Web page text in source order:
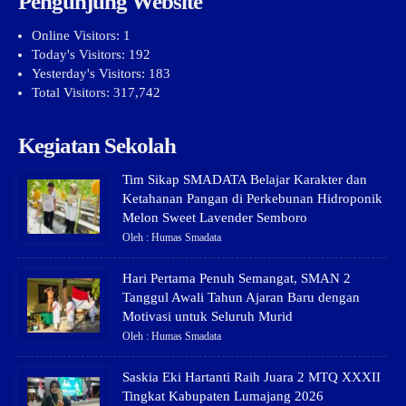
Online Visitors: 1
Today's Visitors: 192
Yesterday's Visitors: 183
Total Visitors: 317,742
Kegiatan Sekolah
Tim Sikap SMADATA Belajar Karakter dan
Ketahanan Pangan di Perkebunan Hidroponik
Melon Sweet Lavender Semboro
Oleh : Humas Smadata
Hari Pertama Penuh Semangat, SMAN 2
Tanggul Awali Tahun Ajaran Baru dengan
Motivasi untuk Seluruh Murid
Oleh : Humas Smadata
Saskia Eki Hartanti Raih Juara 2 MTQ XXXII
Tingkat Kabupaten Lumajang 2026